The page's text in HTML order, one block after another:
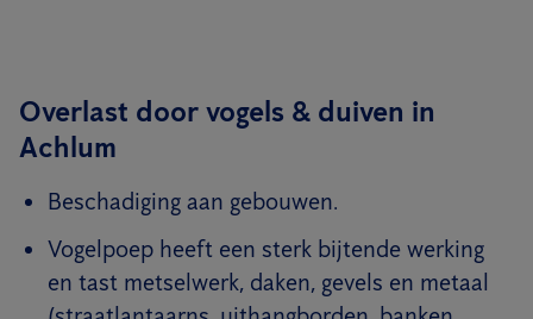
Overlast door vogels & duiven in
Achlum
Beschadiging aan gebouwen.
Vogelpoep heeft een sterk bijtende werking
en tast metselwerk, daken, gevels en metaal